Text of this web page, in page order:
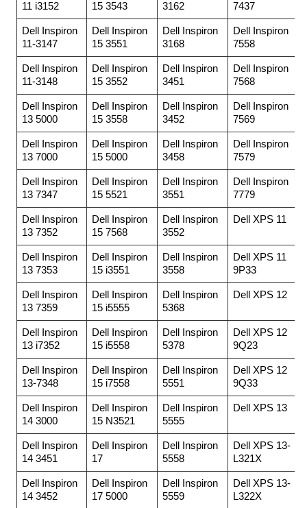
11 i3152
15 3543
3162
7437
Dell Inspiron
11-3147
Dell Inspiron
15 3551
Dell Inspiron
3168
Dell Inspiron
7558
Dell Inspiron
11-3148
Dell Inspiron
15 3552
Dell Inspiron
3451
Dell Inspiron
7568
Dell Inspiron
13 5000
Dell Inspiron
15 3558
Dell Inspiron
3452
Dell Inspiron
7569
Dell Inspiron
13 7000
Dell Inspiron
15 5000
Dell Inspiron
3458
Dell Inspiron
7579
Dell Inspiron
13 7347
Dell Inspiron
15 5521
Dell Inspiron
3551
Dell Inspiron
7779
Dell Inspiron
13 7352
Dell Inspiron
15 7568
Dell Inspiron
3552
Dell XPS 11
Dell Inspiron
13 7353
Dell Inspiron
15 i3551
Dell Inspiron
3558
Dell XPS 11
9P33
Dell Inspiron
13 7359
Dell Inspiron
15 i5555
Dell Inspiron
5368
Dell XPS 12
Dell Inspiron
13 i7352
Dell Inspiron
15 i5558
Dell Inspiron
5378
Dell XPS 12
9Q23
Dell Inspiron
13-7348
Dell Inspiron
15 i7558
Dell Inspiron
5551
Dell XPS 12
9Q33
Dell Inspiron
14 3000
Dell Inspiron
15 N3521
Dell Inspiron
5555
Dell XPS 13
Dell Inspiron
14 3451
Dell Inspiron
17
Dell Inspiron
5558
Dell XPS 13-
L321X
Dell Inspiron
14 3452
Dell Inspiron
17 5000
Dell Inspiron
5559
Dell XPS 13-
L322X